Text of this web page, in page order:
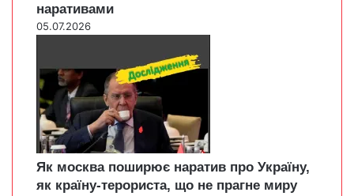
наративами
05.07.2026
Як москва поширює наратив про Україну,
як країну-терориста, що не прагне миру